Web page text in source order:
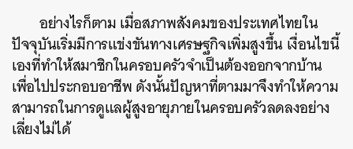
อย่างไรก็ตาม เมื่อสภาพสังคมของประเทศไทยใน
ปัจจุบันเริ่มมีการแข่งขันทางเศรษฐกิจเพิ่มสูงขึ้น เงื่อนไขนี้
เองที่ทำให้สมาชิกในครอบครัวจำเป็นต้องออกจากบ้าน
เพื่อไปประกอบอาชีพ ดังนั้นปัญหาที่ตามมาจึงทำให้ความ
สามารถในการดูแลผู้สูงอายุภายในครอบครัวลดลงอย่าง
เลี่ยงไม่ได้